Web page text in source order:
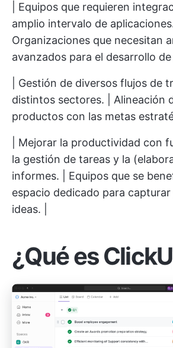
| Equipos que requieren
amplio intervalo de aplicaciones.
Organizaciones que necesitan
avanzados para el desarrollo de
| Gestión de diversos flujos de
distintos sectores. | Alineación
productos con las metas
| Mejorar la productividad con
la gestión de tareas y la
informes. | Equipos que se
espacio dedicado para
ideas. |
¿Qué es